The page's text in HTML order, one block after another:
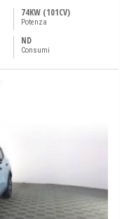
74KW (101CV)
Potenza
ND
Consumi